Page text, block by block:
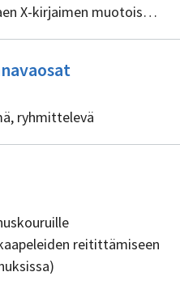
X-kirjaimen muotoisen
ryhmittelevä
reitittämiseen